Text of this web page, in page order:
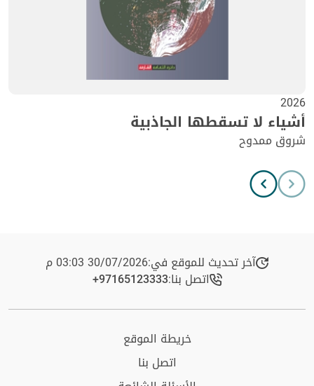
2026
أشياء لا تسقطها الجاذبية
شروق ممدوح
آخر تحديث للموقع في:30/07/2026 03:03 م
اتصل بنا:+97165123333​
خريطة الموقع
اتصل بنا